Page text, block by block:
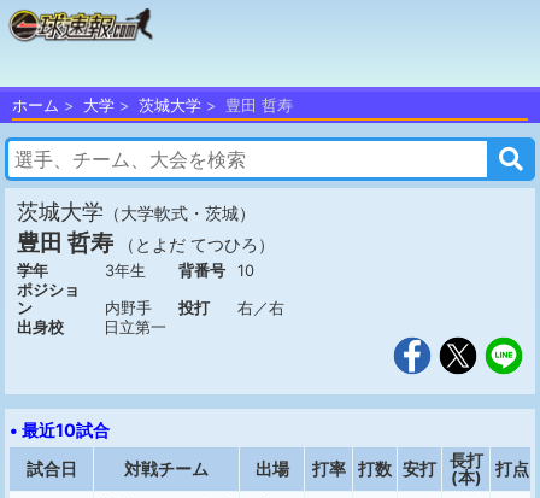
ホーム 大学 茨城大学 豊田 哲寿
茨城大学 （大学軟式・茨城）
豊田 哲寿 （とよだ てつひろ）
学年 3年生 背番号
10
ポジショ
ン
内野手 投打
右／右
出身校
日立第一
• 最近10試合
試合日 対戦チーム 出場 打率 打数 安打
長打
(本)
打点